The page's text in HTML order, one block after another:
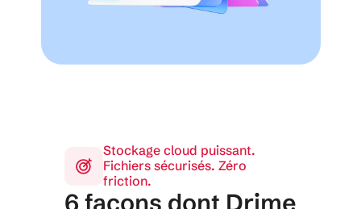
Stockage cloud puissant.
Fichiers sécurisés. Zéro
friction.
6 façons dont Drime